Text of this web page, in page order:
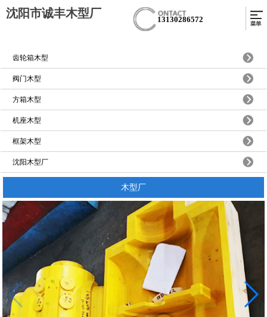
沈阳市诚丰木型厂
13130286572
齿轮箱木型
阀门木型
方箱木型
机座木型
框架木型
沈阳木型厂
木型厂